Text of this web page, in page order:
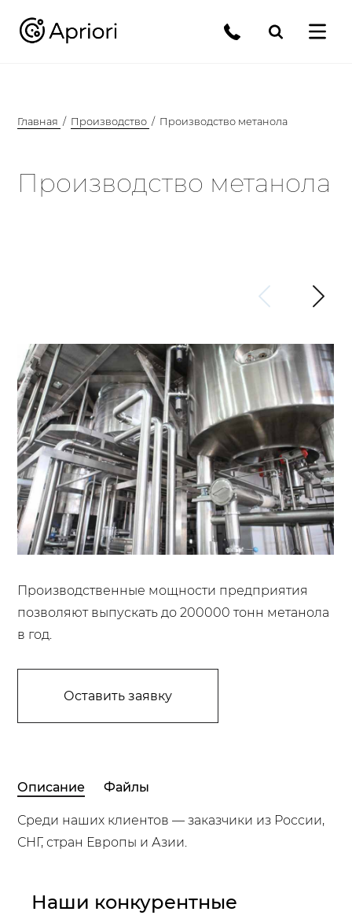
Главная Производство Производство метанола
Производство метанола
Производственные мощности предприятия
позволяют выпускать до 200000 тонн метанола
в год.
Оставить заявку
Описание Файлы
Среди наших клиентов — заказчики из России,
СНГ, стран Европы и Азии.
Наши конкурентные